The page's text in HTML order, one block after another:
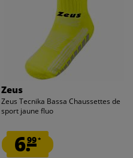
Zeus
Zeus Tecnika Bassa Chaussettes de
sport jaune fluo
6.99*